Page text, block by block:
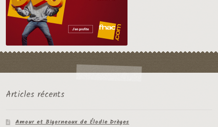
Articles récents
Amour et Bigorneaux de Élodie Drèges